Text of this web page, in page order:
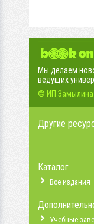
Мы делаем
ведущих
© ИП Замылина
Другие
Каталог
Все издания
Учебные